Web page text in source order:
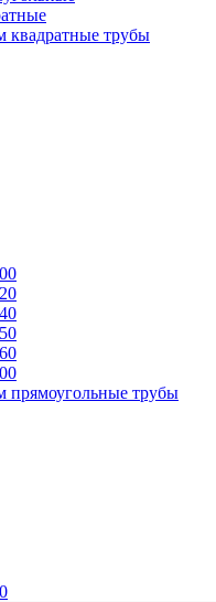
квадратные трубы
прямоугольные трубы